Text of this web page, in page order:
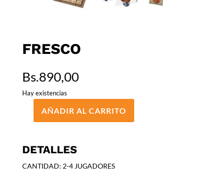
FRESCO
Bs.890,00
Hay existencias
FRESCO
AÑADIR AL CARRITO
DETALLES
CANTIDAD: 2-4 JUGADORES